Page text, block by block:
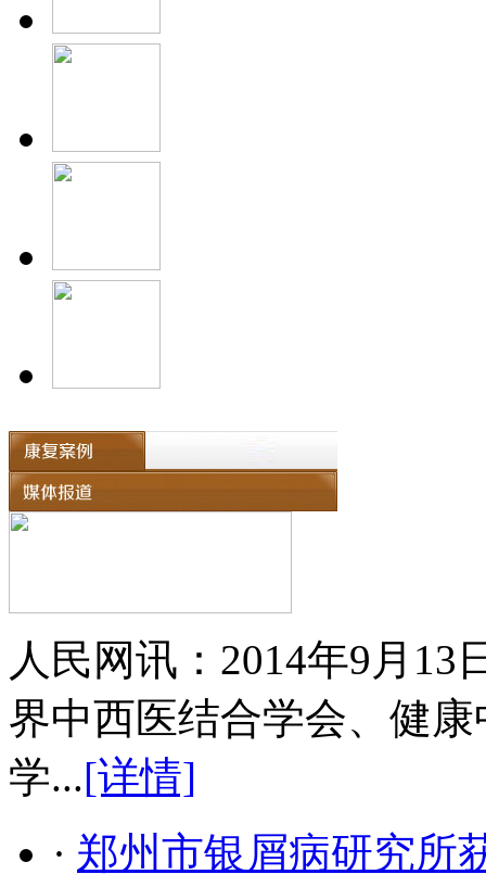
人民网讯：2014年9月
界中西医结合学会、健
学...[详情]
· 郑州市银屑病研究所